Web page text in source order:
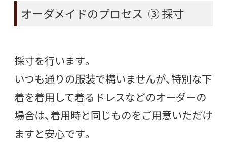
オーダメイドのプロセス ③ 採寸
採寸を行います。
いつも通りの服装で構いませんが、特別な下
着を着用して着るドレスなどのオーダーの
場合は、着用時と同じものをご用意いただけ
ますと安心です。